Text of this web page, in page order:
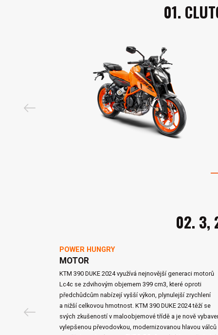
01.
1
02. 3,
POWER HUNGRY
MOTOR
KTM 390 DUKE 2024 využívá nejnovější generaci motorů
Lc4c se zdvihovým objemem 399 cm3, které oproti
předchůdcům nabízejí vyšší výkon, plynulejší zrychlení
a nižší celkovou hmotnost. KTM 390 DUKE 2024 těží se
svých zkušeností v maloobjemové třídě a je nově
vylepšenou převodovkou, modernizovanou hlavou válců